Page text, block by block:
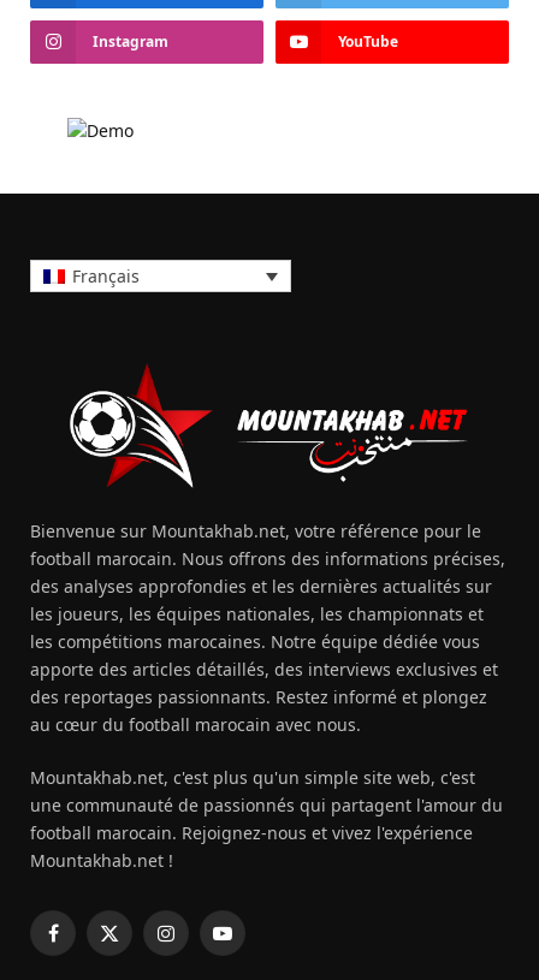
Instagram YouTube
Français
Bienvenue sur Mountakhab.net, votre référence pour le
football marocain. Nous offrons des informations précises,
des analyses approfondies et les dernières actualités sur
les joueurs, les équipes nationales, les championnats et
les compétitions marocaines. Notre équipe dédiée vous
apporte des articles détaillés, des interviews exclusives et
des reportages passionnants. Restez informé et plongez
au cœur du football marocain avec nous.
Mountakhab.net, c'est plus qu'un simple site web, c'est
une communauté de passionnés qui partagent l'amour du
football marocain. Rejoignez-nous et vivez l'expérience
Mountakhab.net !
Facebook
X
InstagramYouTube